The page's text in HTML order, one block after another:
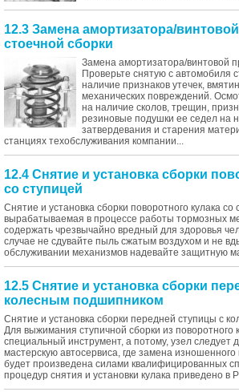
12.3 Замена амортизатора/
стоечной сборки
Замена амортизатора/винтовой
Проверьте снятую с автомобиля
наличие признаков утечек,
механических повреждений.
на наличие сколов, трещин,
резиновые подушки ее седел на
затвердевания и старения
станциях техобслуживания компании...
12.4 Снятие и установка сборки
со ступицей
Снятие и установка сборки поворотного кулака
вырабатываемая в процессе работы тормозных
содержать чрезвычайно вредный для здоровья
случае не сдувайте пыль сжатым воздухом и не
обслуживании механизмов надевайте защитную
12.5 Снятие и установка сборки
колесным подшипником
Снятие и установка сборки передней ступицы с
Для выжимания ступичной сборки из поворотного
специальный инструмент, а потому, узел следует
мастерскую автосервиса, где замена
будет произведена силами квалифицированных
процедур снятия и установки кулака приведено в